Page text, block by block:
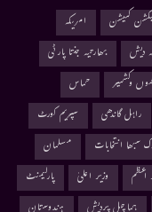
کمیشن
امریکہ
دیش
بھارتیہ جنتا پارٹی
وکشمیر
حماس
راہل گاندھی
سپریم کورٹ
سبھا انتخابات
مسلمان
اعظم وزیر اعلیٰ
پارلیمنٹ